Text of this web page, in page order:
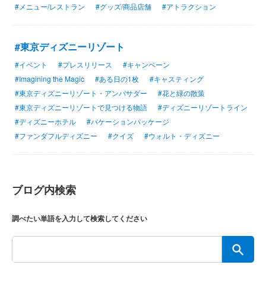
#メニュー/レストラン
#グッズ/商品店舗 #アトラクション
#東京ディズニーリゾート
#イベント #プレスリリース
#キャンペーン
#Imagining the Magic
#ある日の1枚
#キャスティング
#東京ディズニーリゾート・アンバサダー
#花と緑の散策
#東京ディズニーリゾートで見つける物語
#ディズニーリゾートライン
#ディズニーホテル
#バケーションパッケージ
#ファンダフルディズニー
#クイズ #ウォルト・ディズニー
ブログ内検索
調べたい単語を入力して検索してください